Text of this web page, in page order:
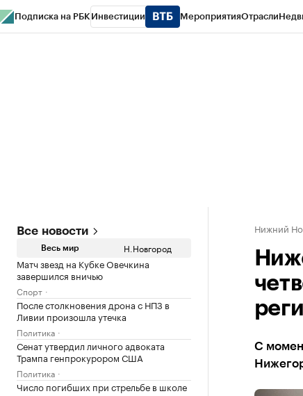
Подписка на РБК Инвестиции МероприятияОтрасли
Все новости
Весь мир Н.Новгород
Матч звезд на Кубке Овечкина
завершился вничью
Спорт
После столкновения дрона с НПЗ в
Ливии произошла утечка
Политика
Сенат утвердил личного адвоката
Трампа генпрокурором США
Политика
Число погибших при стрельбе в школе
Нижний
С